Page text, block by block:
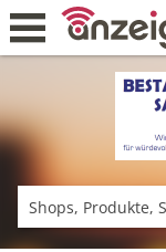
Zurück
Fitness & Sport